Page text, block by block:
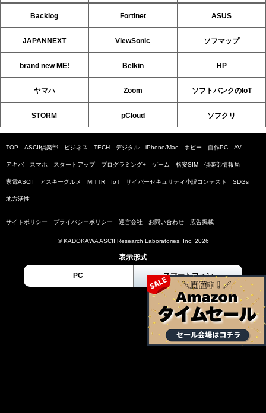
Backlog Fortinet ASUS
JAPANNEXT ViewSonic ソフマップ
brand new ME! Belkin HP
ヤマハ Zoom ソフトバンクのIoT
STORM pCloud ソフクリ
TOP ASCII倶楽部 ビジネス TECH デジタル iPhone/Mac ホビー 自作PC AV
アキバ スマホ スタートアップ プログラミング+ ゲーム 格安SIM 倶楽部情報局
家電ASCII アスキーグルメ MITTR IoT サイバーセキュリティ小説コンテスト SDGs
地方活性
サイトポリシー プライバシーポリシー 運営会社 お問い合わせ 広告掲載
© KADOKAWA ASCII Research Laboratories, Inc. 2026
表示形式
PC スマートフォン